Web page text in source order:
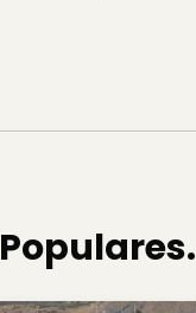
Populares.